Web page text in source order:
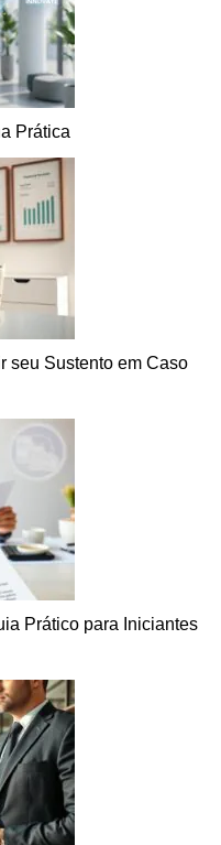
Prática
seu Sustento em Caso
Prático para Iniciantes